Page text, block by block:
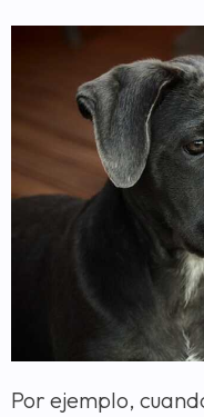
Por ejemplo,